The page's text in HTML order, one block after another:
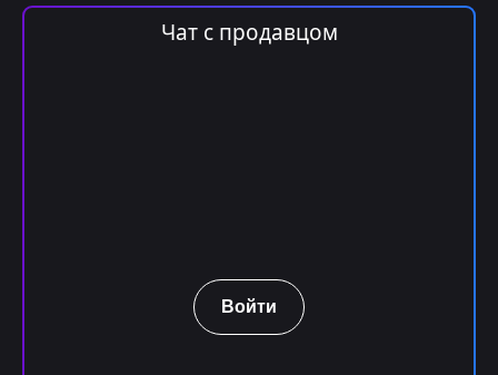
Чат с продавцом
Войти